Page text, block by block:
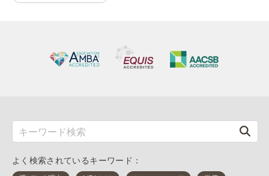
よく検索されているキーワード：